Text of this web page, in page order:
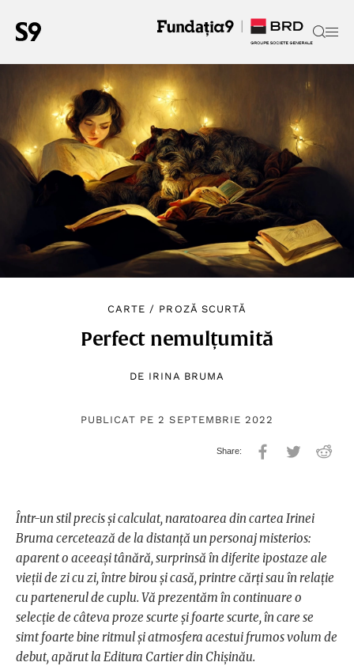
CARTE / PROZĂ SCURTĂ
Perfect nemulțumită
DE IRINA BRUMA
PUBLICAT PE 2 SEPTEMBRIE 2022
Într-un stil precis și calculat, naratoarea din cartea Irinei
Bruma cercetează de la distanță un personaj misterios:
aparent o aceeași tânără, surprinsă în diferite ipostaze ale
vieții de zi cu zi, între birou și casă, printre cărți sau în relație
cu partenerul de cuplu. Vă prezentăm în continuare o
selecție de câteva proze scurte și foarte scurte, în care se
simt foarte bine ritmul și atmosfera acestui frumos volum de
debut, apărut la Editura Cartier din Chișinău.